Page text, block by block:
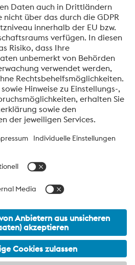
Daten sowie zu
in unserer
Metals International
Metals International GmbH ist
der High Performance
Konzerns. Die Division
Marktführer für
Metals International
Impressum